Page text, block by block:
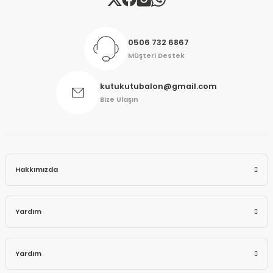
0506 732 6867
Müşteri Destek
kutukutubalon@gmail.com
Bize Ulaşın
Hakkımızda
Yardım
Yardım